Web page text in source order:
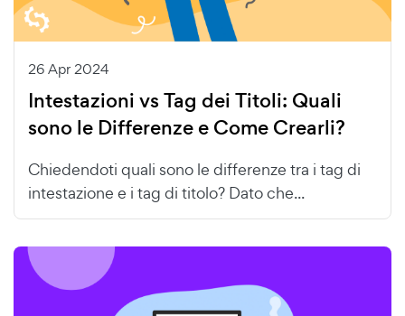
26 Apr 2024
Intestazioni vs Tag dei Titoli: Quali
sono le Differenze e Come Crearli?
Chiedendoti quali sono le differenze tra i tag di
intestazione e i tag di titolo? Dato che...